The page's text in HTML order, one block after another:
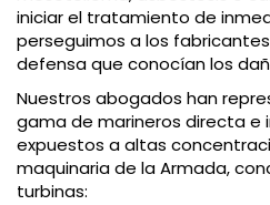
iniciar el tratamiento de
perseguimos a los
defensa que conocían los
Nuestros abogados han
gama de marineros directa e
expuestos a altas
maquinaria de la Armada,
turbinas: